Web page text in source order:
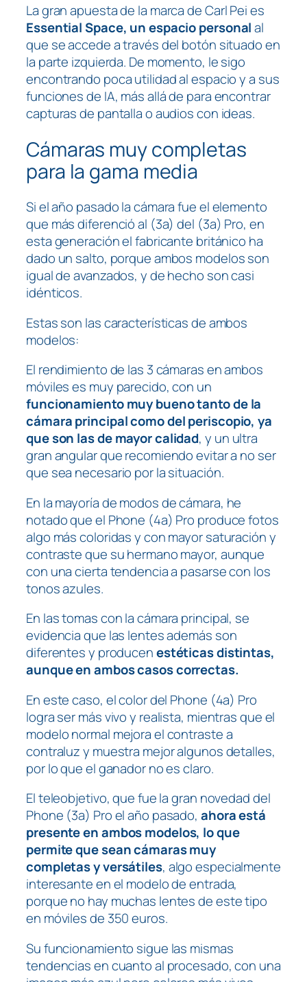
La gran apuesta de la marca de Carl Pei es
Essential Space, un espacio personalal
que se accede a través del botón situado en
la parte izquierda. De momento, le sigo
encontrando poca utilidad al espacio y a sus
funciones de IA, más allá de para encontrar
capturas de pantalla o audios con ideas.
Cámaras muy completas
para la gama media
Si el año pasado la cámara fue el elemento
que más diferenció al (3a) del (3a) Pro, en
esta generación el fabricante británico ha
dado un salto, porque ambos modelos son
igual de avanzados, y de hecho son casi
idénticos.
Estas son las características de ambos
modelos:
El rendimiento de las 3 cámaras en ambos
móviles es muy parecido, con un
funcionamiento muy bueno tanto de la
cámara principal como del periscopio, ya
que son las de mayor calidad, y un ultra
gran angular que recomiendo evitar a no ser
que sea necesario por la situación.
En la mayoría de modos de cámara, he
notado que el Phone (4a) Pro produce fotos
algo más coloridas y con mayor saturación y
contraste que su hermano mayor, aunque
con una cierta tendencia a pasarse con los
tonos azules.
En las tomas con la cámara principal, se
evidencia que las lentes además son
diferentes y producenestéticas distintas,
aunque en ambos casos correctas.
En este caso, el color del Phone (4a) Pro
logra ser más vivo y realista, mientras que el
modelo normal mejora el contraste a
contraluz y muestra mejor algunos detalles,
por lo que el ganador no es claro.
El teleobjetivo, que fue la gran novedad del
Phone (3a) Pro el año pasado, ahora está
presente en ambos modelos, lo que
permite que sean cámaras muy
completas y versátiles, algo especialmente
interesante en el modelo de entrada,
porque no hay muchas lentes de este tipo
en móviles de 350 euros.
Su funcionamiento sigue las mismas
tendencias en cuanto al procesado, con una